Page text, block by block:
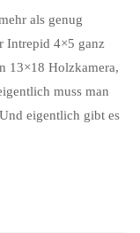
als genug
Intrepid 4×5 ganz
13×18 Holzkamera,
muss man
eigentlich gibt es